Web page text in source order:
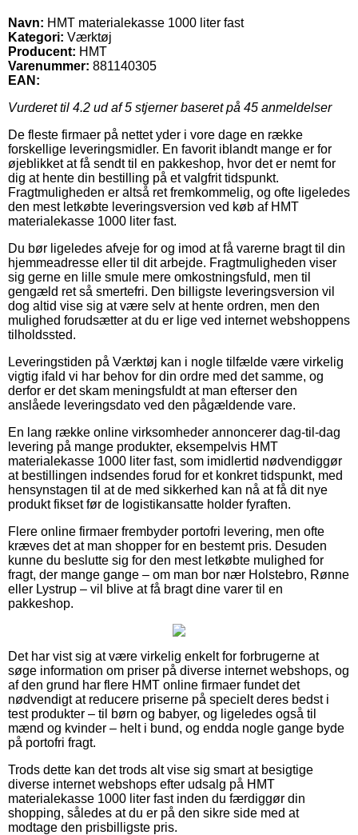
Navn: HMT materialekasse 1000 liter fast
Kategori: Værktøj
Producent: HMT
Varenummer: 881140305
EAN:
Vurderet til 4.2 ud af 5 stjerner baseret på 45 anmeldelser
De fleste firmaer på nettet yder i vore dage en række
forskellige leveringsmidler. En favorit iblandt mange er for
øjeblikket at få sendt til en pakkeshop, hvor det er nemt for
dig at hente din bestilling på et valgfrit tidspunkt.
Fragtmuligheden er altså ret fremkommelig, og ofte ligeledes
den mest letkøbte leveringsversion ved køb af HMT
materialekasse 1000 liter fast.
Du bør ligeledes afveje for og imod at få varerne bragt til din
hjemmeadresse eller til dit arbejde. Fragtmuligheden viser
sig gerne en lille smule mere omkostningsfuld, men til
gengæld ret så smertefri. Den billigste leveringsversion vil
dog altid vise sig at være selv at hente ordren, men den
mulighed forudsætter at du er lige ved internet webshoppens
tilholdssted.
Leveringstiden på Værktøj kan i nogle tilfælde være virkelig
vigtig ifald vi har behov for din ordre med det samme, og
derfor er det skam meningsfuldt at man efterser den
anslåede leveringsdato ved den pågældende vare.
En lang række online virksomheder annoncerer dag-til-dag
levering på mange produkter, eksempelvis HMT
materialekasse 1000 liter fast, som imidlertid nødvendiggør
at bestillingen indsendes forud for et konkret tidspunkt, med
hensynstagen til at de med sikkerhed kan nå at få dit nye
produkt fikset før de logistikansatte holder fyraften.
Flere online firmaer frembyder portofri levering, men ofte
kræves det at man shopper for en bestemt pris. Desuden
kunne du beslutte sig for den mest letkøbte mulighed for
fragt, der mange gange – om man bor nær Holstebro, Rønne
eller Lystrup – vil blive at få bragt dine varer til en
pakkeshop.
Det har vist sig at være virkelig enkelt for forbrugerne at
søge information om priser på diverse internet webshops, og
af den grund har flere HMT online firmaer fundet det
nødvendigt at reducere priserne på specielt deres bedst i
test produkter – til børn og babyer, og ligeledes også til
mænd og kvinder – helt i bund, og endda nogle gange byde
på portofri fragt.
Trods dette kan det trods alt vise sig smart at besigtige
diverse internet webshops efter udsalg på HMT
materialekasse 1000 liter fast inden du færdiggør din
shopping, således at du er på den sikre side med at
modtage den prisbilligste pris.